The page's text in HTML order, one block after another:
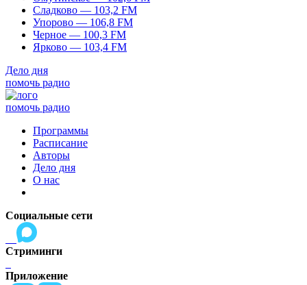
Сладково — 103,2 FM
Упорово — 106,8 FM
Черное — 100,3 FM
Ярково — 103,4 FM
Дело дня
помочь радио
помочь радио
Программы
Расписание
Авторы
Дело дня
О нас
Социальные сети
Стриминги
Приложение